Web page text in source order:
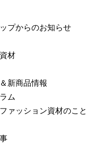
プからのお知らせ
材
新商品情報
ム
ァッション資材のこと